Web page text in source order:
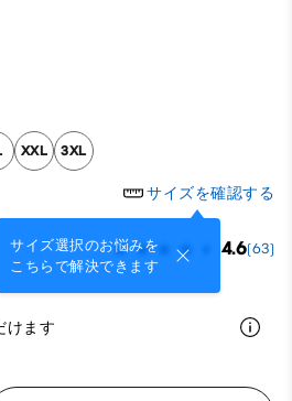
XXL 3XL
サイズを確認する
サイズ選択のお悩みを
こちらで解決できます
4.6(63)
けます